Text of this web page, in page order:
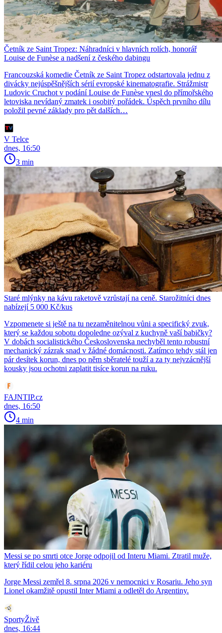
Četník ze Saint Tropez: Náhradníci v hlavních rolích, honorář
Louise de Funèse a nadšení z českého dabingu
Francouzská komedie Četník ze Saint Tropez odstartovala jednu z
divácky nejúspěšnějších sérií evropské kinematografie. Strážmistr
Ludovic Cruchot v podání Louise de Funèse vnesl do přímořského
letoviska nevídaný zmatek i osobitý pořádek. Úspěch prvního dílu
položil pevné základy pro pět dalších…
V Telce
dnes, 16:50
3 min
Staré mlýnky na kávu raketově vzrůstají na ceně. Starožitníci dnes
nabízejí 5 000 Kč/kus
Vzpomenete si ještě na tu nezaměnitelnou vůni a specifický zvuk,
který se každou sobotu dopoledne ozýval z kuchyně vaší babičky?
V dobách socialistického Československa nechyběl tento robustní
mechanický zázrak snad v žádné domácnosti. Zatímco tehdy stál jen
pár desítek korun, dnes po něm sběratelé touží a za ty nejvzácnější
kousky jsou ochotni zaplatit tisíce korun na ruku.
FAJNTIP.cz
dnes, 16:50
4 min
Messi se po smrti otce Jorge odpojil od Interu Miami. Ztratil muže,
který řídil celou jeho kariéru
Jorge Messi zemřel 8. srpna 2026 v nemocnici v Rosariu. Jeho syn
Lionel okamžitě opustil Inter Miami a odletěl do Argentiny.
SportyŽivě
dnes, 16:44